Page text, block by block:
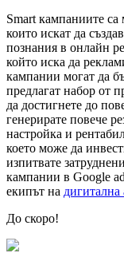
Smart кампаниите
които искат да
познания в онлайн
който иска да
кампании могат да
предлагат набор от
да достигнете до
генерирате повече
настройка и
което може да
изпитвате
кампании в Google
екипът на дигитална
До скоро!